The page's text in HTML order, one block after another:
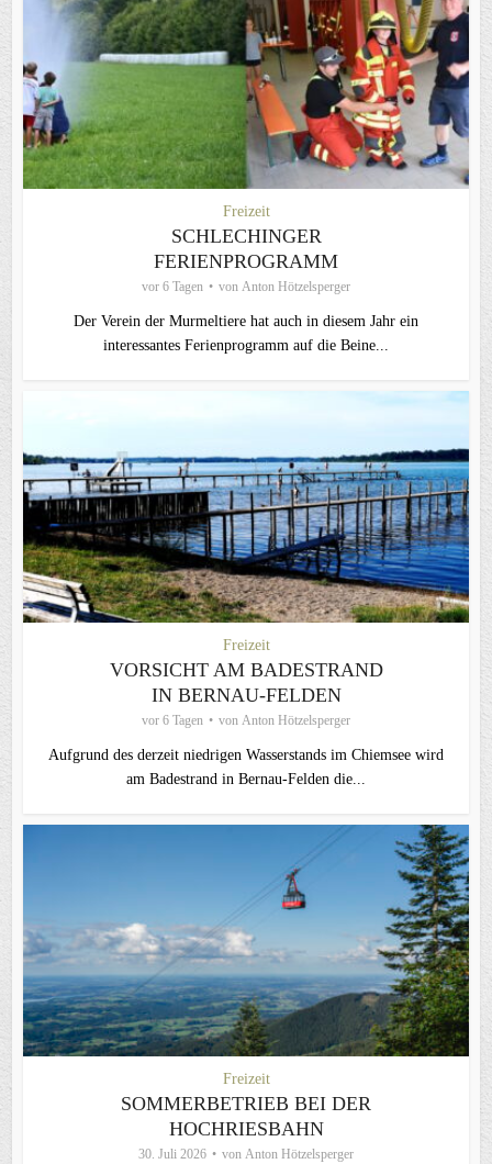
Freizeit
SCHLECHINGER
FERIENPROGRAMM
vor 6 Tagen von Anton Hötzelsperger
Der Verein der Murmeltiere hat auch in diesem Jahr ein
interessantes Ferienprogramm auf die Beine...
Freizeit
VORSICHT AM BADESTRAND
IN BERNAU-FELDEN
vor 6 Tagen von Anton Hötzelsperger
Aufgrund des derzeit niedrigen Wasserstands im Chiemsee wird
am Badestrand in Bernau-Felden die...
Freizeit
SOMMERBETRIEB BEI DER
HOCHRIESBAHN
30. Juli 2026 von Anton Hötzelsperger